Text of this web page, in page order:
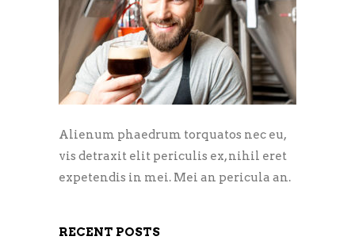
Alienum phaedrum torquatos nec eu,
vis detraxit elit periculis ex, nihil eret
expetendis in mei. Mei an pericula an.
RECENT POSTS